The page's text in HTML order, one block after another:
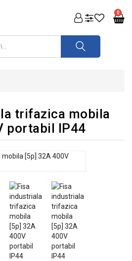
0
trifazica mobila
portabil IP44